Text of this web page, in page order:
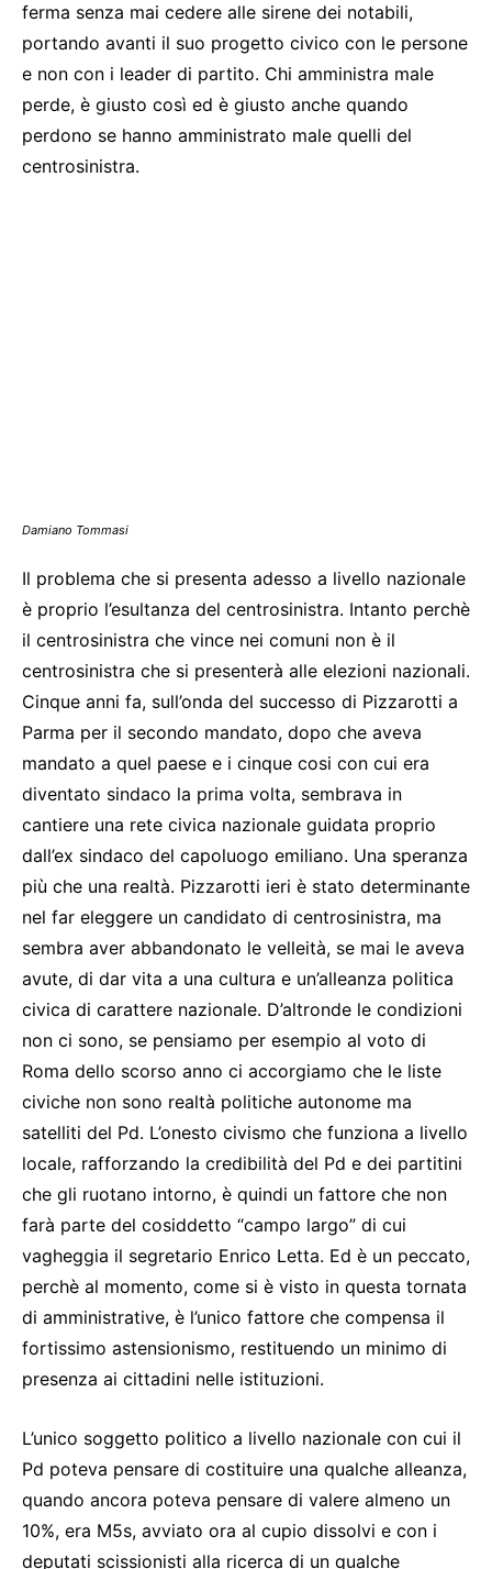
ferma senza mai cedere alle sirene dei notabili,
portando avanti il suo progetto civico con le persone
e non con i leader di partito. Chi amministra male
perde, è giusto così ed è giusto anche quando
perdono se hanno amministrato male quelli del
centrosinistra.
Damiano Tommasi
Il problema che si presenta adesso a livello nazionale
è proprio l’esultanza del centrosinistra. Intanto perchè
il centrosinistra che vince nei comuni non è il
centrosinistra che si presenterà alle elezioni nazionali.
Cinque anni fa, sull’onda del successo di Pizzarotti a
Parma per il secondo mandato, dopo che aveva
mandato a quel paese e i cinque cosi con cui era
diventato sindaco la prima volta, sembrava in
cantiere una rete civica nazionale guidata proprio
dall’ex sindaco del capoluogo emiliano. Una speranza
più che una realtà. Pizzarotti ieri è stato determinante
nel far eleggere un candidato di centrosinistra, ma
sembra aver abbandonato le velleità, se mai le aveva
avute, di dar vita a una cultura e un’alleanza politica
civica di carattere nazionale. D’altronde le condizioni
non ci sono, se pensiamo per esempio al voto di
Roma dello scorso anno ci accorgiamo che le liste
civiche non sono realtà politiche autonome ma
satelliti del Pd. L’onesto civismo che funziona a livello
locale, rafforzando la credibilità del Pd e dei partitini
che gli ruotano intorno, è quindi un fattore che non
farà parte del cosiddetto “campo largo” di cui
vagheggia il segretario Enrico Letta. Ed è un peccato,
perchè al momento, come si è visto in questa tornata
di amministrative, è l’unico fattore che compensa il
fortissimo astensionismo, restituendo un minimo di
presenza ai cittadini nelle istituzioni.
L’unico soggetto politico a livello nazionale con cui il
Pd poteva pensare di costituire una qualche alleanza,
quando ancora poteva pensare di valere almeno un
10%, era M5s, avviato ora al cupio dissolvi e con i
deputati scissionisti alla ricerca di un qualche